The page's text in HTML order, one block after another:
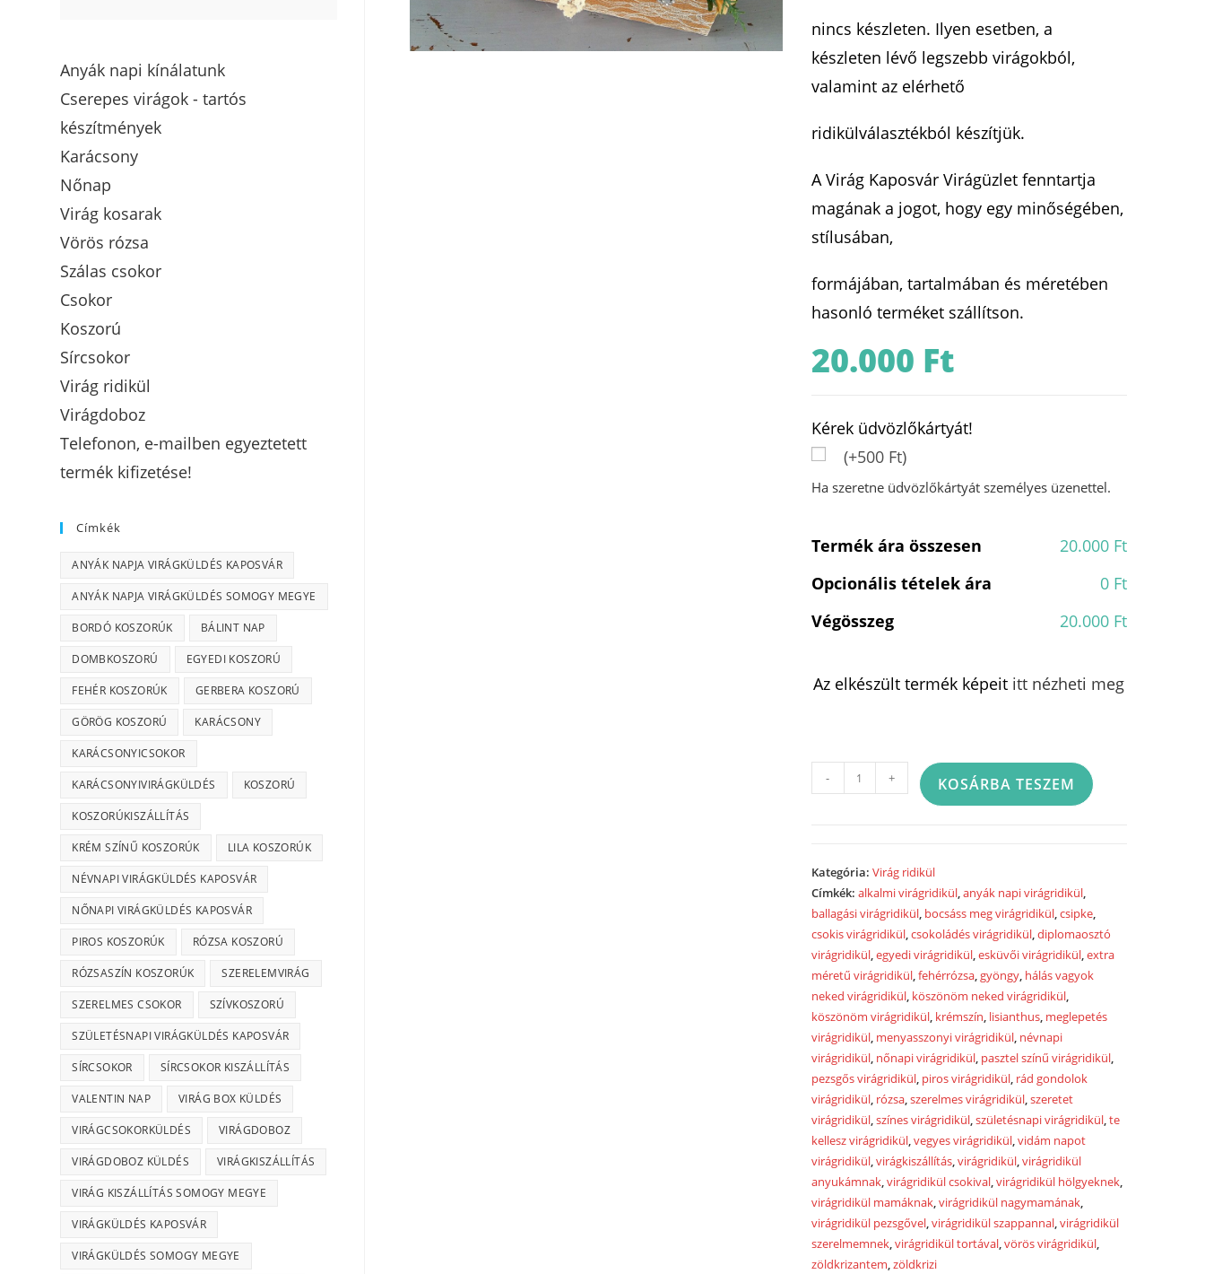
nincs készleten. Ilyen esetben, a
készleten lévő legszebb virágokból,
valamint az elérhető
ridikülválasztékból készítjük.
A Virág Kaposvár Virágüzlet fenntartja
magának a jogot, hogy egy minőségében,
stílusában,
formájában, tartalmában és méretében
hasonló terméket szállítson.
20.000 Ft
Kérek üdvözlőkártyát!
(+500 Ft)
Ha szeretne üdvözlőkártyát személyes üzenettel.
Termék ára összesen
20.000 Ft
Opcionális tételek ára
0 Ft
Végösszeg
20.000 Ft
Az elkészült termék képeit itt nézheti meg
ridikül
- + KOSÁRBA TESZEM
Kategória: Virág ridikül
Címkék: alkalmi virágridikül,anyák napi virágridikül,
ballagási virágridikül, bocsáss meg virágridikül,csipke,
csokis virágridikül,csokoládés virágridikül,diplomaosztó
virágridikül,egyedi virágridikül,esküvői virágridikül,extra
méretű virágridikül,fehérrózsa,gyöngy, hálás vagyok
neked virágridikül, köszönöm neked virágridikül,
köszönöm virágridikül, krémszín, lisianthus, meglepetés
virágridikül, menyasszonyi virágridikül, névnapi
virágridikül, nőnapi virágridikül, pasztel színű virágridikül,
pezsgős virágridikül, piros virágridikül, rád gondolok
virágridikül, rózsa,szerelmes virágridikül,szeretet
virágridikül,színes virágridikül,születésnapi virágridikül,te
kellesz virágridikül,vegyes virágridikül,vidám napot
virágridikül,virágkiszállítás,virágridikül,virágridikül
anyukámnak,virágridikül csokival,virágridikül hölgyeknek,
virágridikül mamáknak,virágridikül nagymamának,
virágridikül pezsgővel,virágridikül szappannal,virágridikül
szerelmemnek,virágridikül tortával,vörös virágridikül,
zöldkrizantem,zöldkrizi
Anyák napi kínálatunk
Cserepes virágok - tartós
készítmények
Karácsony
Nőnap
Virág kosarak
Vörös rózsa
Szálas csokor
Csokor
Koszorú
Sírcsokor
Virág ridikül
Virágdoboz
Telefonon, e-mailben egyeztetett
termék kifizetése!
Címkék
ANYÁK NAPJA VIRÁGKÜLDÉS KAPOSVÁR
ANYÁK NAPJA VIRÁGKÜLDÉS SOMOGY MEGYE
BORDÓ KOSZORÚK BÁLINT NAP
DOMBKOSZORÚ EGYEDI KOSZORÚ
FEHÉR KOSZORÚK GERBERA KOSZORÚ
GÖRÖG KOSZORÚ KARÁCSONY
KARÁCSONYICSOKOR
KARÁCSONYIVIRÁGKÜLDÉS KOSZORÚ
KOSZORÚKISZÁLLÍTÁS
KRÉM SZÍNŰ KOSZORÚK LILA KOSZORÚK
NÉVNAPI VIRÁGKÜLDÉS KAPOSVÁR
NŐNAPI VIRÁGKÜLDÉS KAPOSVÁR
PIROS KOSZORÚK RÓZSA KOSZORÚ
RÓZSASZÍN KOSZORÚK SZERELEMVIRÁG
SZERELMES CSOKOR SZÍVKOSZORÚ
SZÜLETÉSNAPI VIRÁGKÜLDÉS KAPOSVÁR
SÍRCSOKOR SÍRCSOKOR KISZÁLLÍTÁS
VALENTIN NAP VIRÁG BOX KÜLDÉS
VIRÁGCSOKORKÜLDÉS VIRÁGDOBOZ
VIRÁGDOBOZ KÜLDÉS VIRÁGKISZÁLLÍTÁS
VIRÁG KISZÁLLÍTÁS SOMOGY MEGYE
VIRÁGKÜLDÉS KAPOSVÁR
VIRÁGKÜLDÉS SOMOGY MEGYE